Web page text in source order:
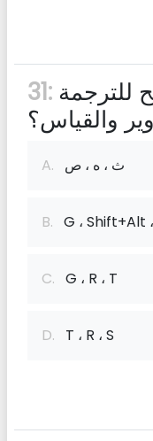
31:
والقياس؟
A. ث ، ه ، ص
B.
C. G ، R ، T
D. T ، R ، S